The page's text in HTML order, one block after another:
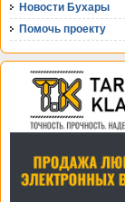
Новости Бухары
Помочь проекту